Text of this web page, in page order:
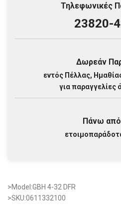
Τηλεφωνικές
23820-
Δωρεάν
εντός Πέλλας,
για παραγγελίες
Πάνω
>Model:GBH 4-32 DFR
>SKU:0611332100